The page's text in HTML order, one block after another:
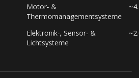
Motor- &
Thermomanagementsysteme
Elektronik-, Sensor- &
Lichtsysteme